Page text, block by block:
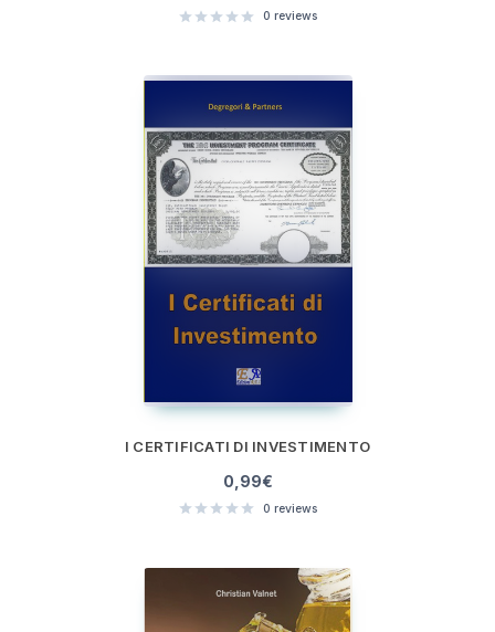
0 reviews
I CERTIFICATI DI INVESTIMENTO
0,99€
0 reviews